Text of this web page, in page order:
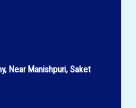
Near Manishpuri, Saket